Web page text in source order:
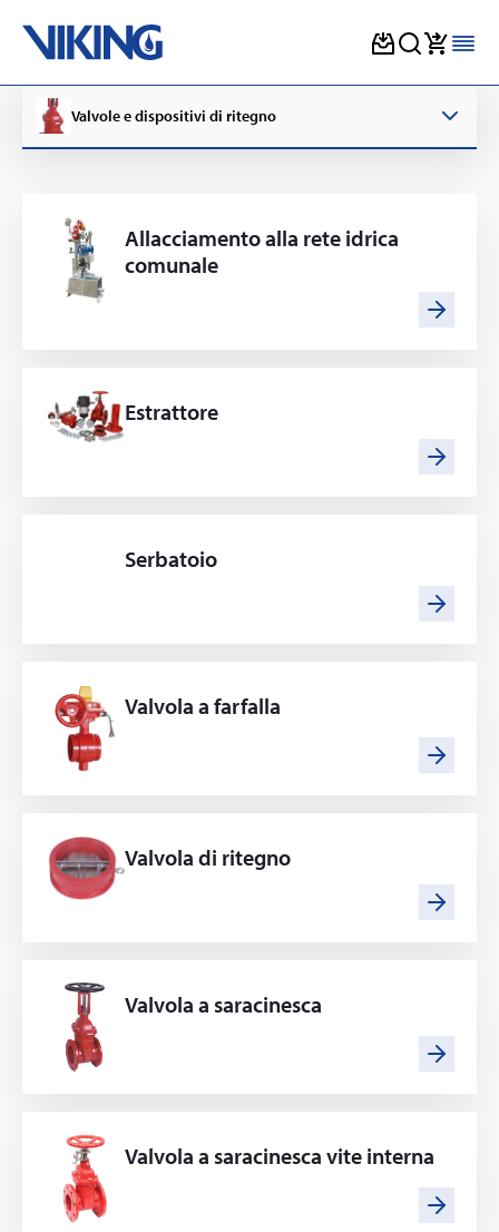
content
Valvole e dispositivi di ritegno
Allacciamento alla rete idrica
comunale
Estrattore
Serbatoio
Valvola a farfalla
Valvola di ritegno
Valvola a saracinesca
Valvola a saracinesca vite interna